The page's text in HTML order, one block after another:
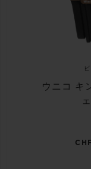
ウニコ キ